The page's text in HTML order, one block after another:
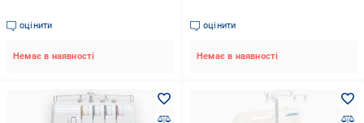
оцінити
Немає в наявності
оцінити
Немає в наявності